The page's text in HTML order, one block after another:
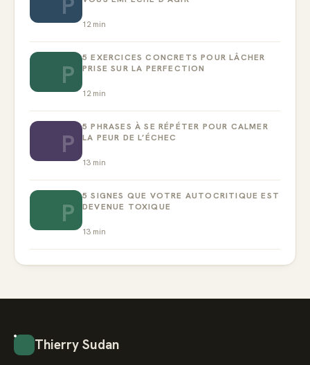
12 min
P
5 EXERCICES CONCRETS POUR LÂCHER
PRISE SUR LA PERFECTION
12 min
P
5 PHRASES À SE RÉPÉTER POUR CALMER
LA PEUR DE L’ÉCHEC
13 min
P
5 SIGNES QUE VOTRE AUTOCRITIQUE EST
DEVENUE TOXIQUE
13 min
Thierry Sudan